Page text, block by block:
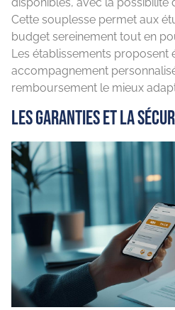
Cette souplesse permet aux
budget sereinement tout en
Les établissements proposent
accompagnement
remboursement le mieux
Les garanties et la